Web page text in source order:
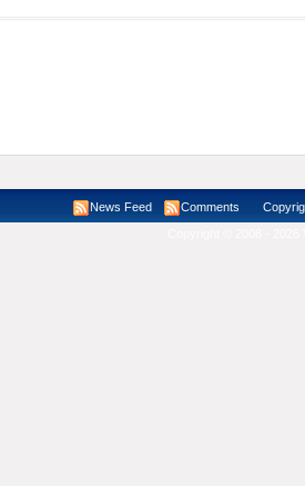
News Feed Comments Copyright